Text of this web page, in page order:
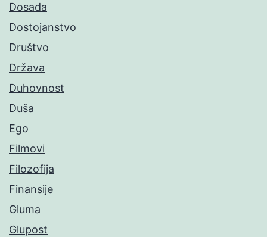
Dosada
Dostojanstvo
Društvo
Država
Duhovnost
Duša
Ego
Filmovi
Filozofija
Finansije
Gluma
Glupost